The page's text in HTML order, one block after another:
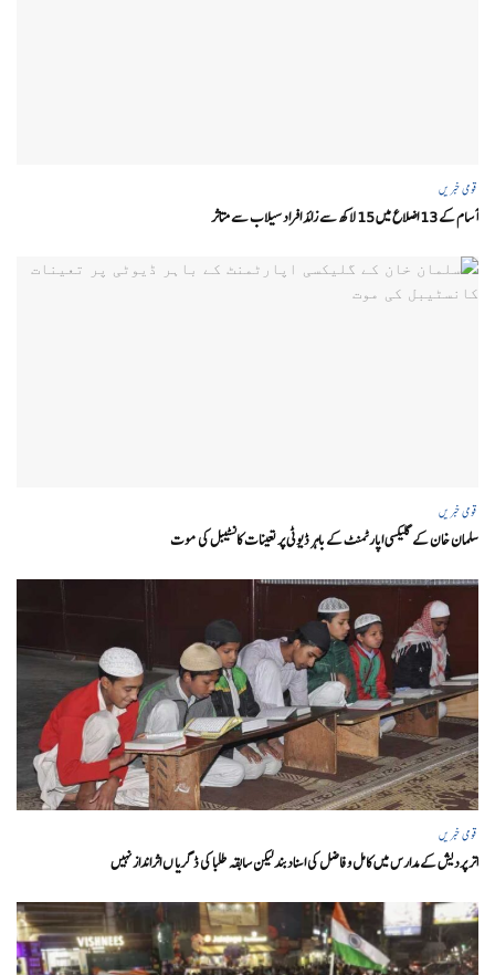
قومی خبریں
آسام کے 13 اضلاع میں 15 لاکھ سے زائد افراد سیلاب سے متاثر
قومی خبریں
سلمان خان کے گلیکسی اپارٹمنٹ کے باہر ڈیوٹی پر تعینات کانسٹیبل کی موت
قومی خبریں
اتر پردیش کےمدارس میں کامل و فاضل کی اسناد بند لیکن سابقہ طلبا کی ڈگریا ں اثرانداز نہیں